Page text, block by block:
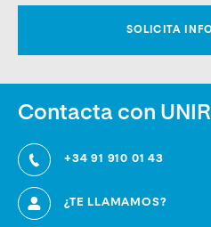
Contacta con UNIR
+34 91 910 01 43
¿TE LLAMAMOS?